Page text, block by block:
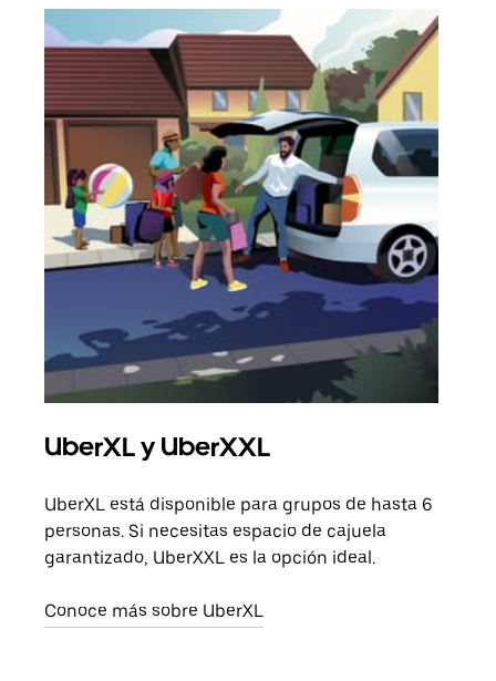
UberXL y UberXXL
UberXL está disponible para grupos de hasta 6
personas. Si necesitas espacio de cajuela
garantizado, UberXXL es la opción ideal.
Conoce más sobre UberXL